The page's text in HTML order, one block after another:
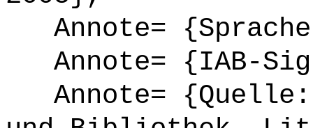
Annote=
Annote= {IAB-
Annote= {Quelle: